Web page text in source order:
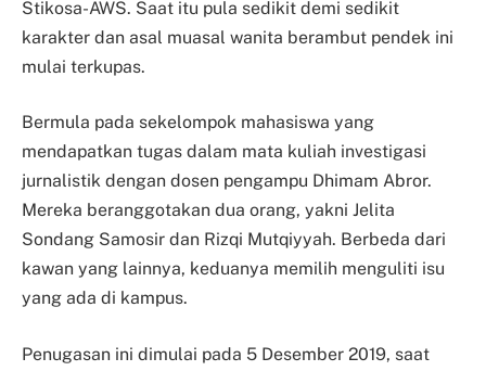
Stikosa-AWS. Saat itu pula sedikit demi sedikit
karakter dan asal muasal wanita berambut pendek ini
mulai terkupas.
Bermula pada sekelompok mahasiswa yang
mendapatkan tugas dalam mata kuliah investigasi
jurnalistik dengan dosen pengampu Dhimam Abror.
Mereka beranggotakan dua orang, yakni Jelita
Sondang Samosir dan Rizqi Mutqiyyah. Berbeda dari
kawan yang lainnya, keduanya memilih menguliti isu
yang ada di kampus.
Penugasan ini dimulai pada 5 Desember 2019, saat